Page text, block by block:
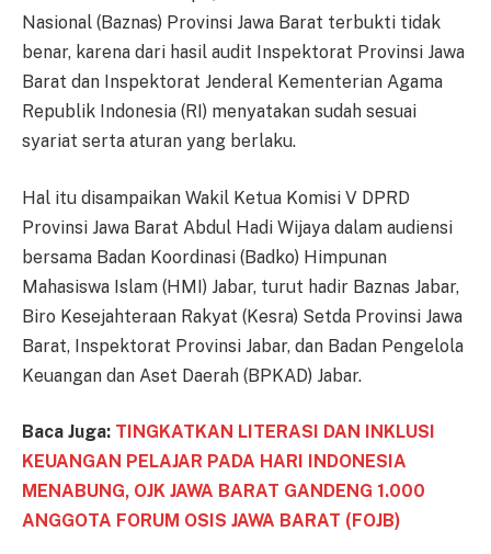
Nasional (Baznas) Provinsi Jawa Barat terbukti tidak
benar, karena dari hasil audit Inspektorat Provinsi Jawa
Barat dan Inspektorat Jenderal Kementerian Agama
Republik Indonesia (RI) menyatakan sudah sesuai
syariat serta aturan yang berlaku.
Hal itu disampaikan Wakil Ketua Komisi V DPRD
Provinsi Jawa Barat Abdul Hadi Wijaya dalam audiensi
bersama Badan Koordinasi (Badko) Himpunan
Mahasiswa Islam (HMI) Jabar, turut hadir Baznas Jabar,
Biro Kesejahteraan Rakyat (Kesra) Setda Provinsi Jawa
Barat, Inspektorat Provinsi Jabar, dan Badan Pengelola
Keuangan dan Aset Daerah (BPKAD) Jabar.
Baca Juga: TINGKATKAN LITERASI DAN INKLUSI
KEUANGAN PELAJAR PADA HARI INDONESIA
MENABUNG, OJK JAWA BARAT GANDENG 1.000
ANGGOTA FORUM OSIS JAWA BARAT (FOJB)